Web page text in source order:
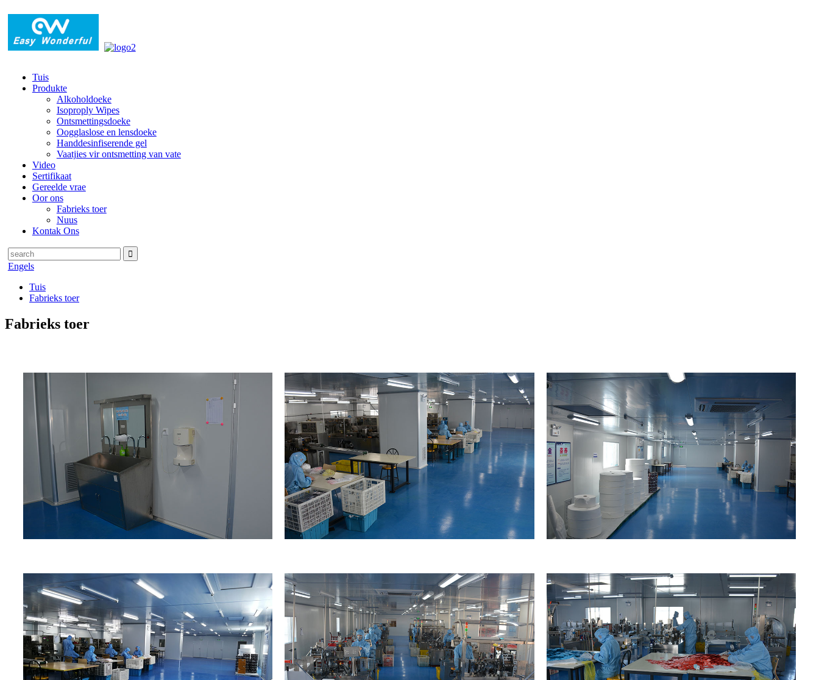
Tuis
Produkte
Alkoholdoeke
Isoproply Wipes
Ontsmettingsdoeke
Oogglaslose en lensdoeke
Handdesinfiserende gel
Vaatjies vir ontsmetting van vate
Video
Sertifikaat
Gereelde vrae
Oor ons
Fabrieks toer
Nuus
Kontak Ons
Engels
Tuis
Fabrieks toer
Fabrieks toer